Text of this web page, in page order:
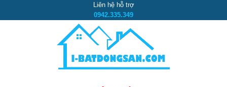
Liên hệ hỗ trợ
0942.335.349